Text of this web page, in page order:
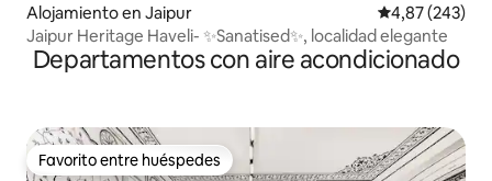
Alojamiento en Jaipur Calificación
4,87 (243)
Jaipur Heritage Haveli- ✨Sanatised✨, localidad elegante
Departamentos con aire acondicionado
Favorito entre huéspedes
Favorito entre huéspedes